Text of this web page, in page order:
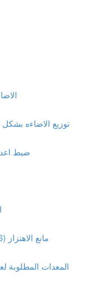
توزيع الاضاءه بشكل
ضبط
mobile & camera gimbal - مانع الاهتزاز (9:46)
المعدات المطلوبة